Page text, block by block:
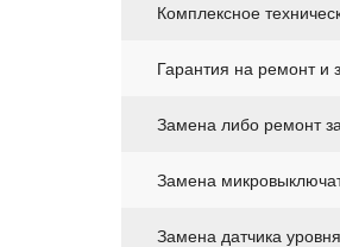
Комплексное
Гарантия на ремонт и
Замена либо ремонт
Замена
Замена датчика